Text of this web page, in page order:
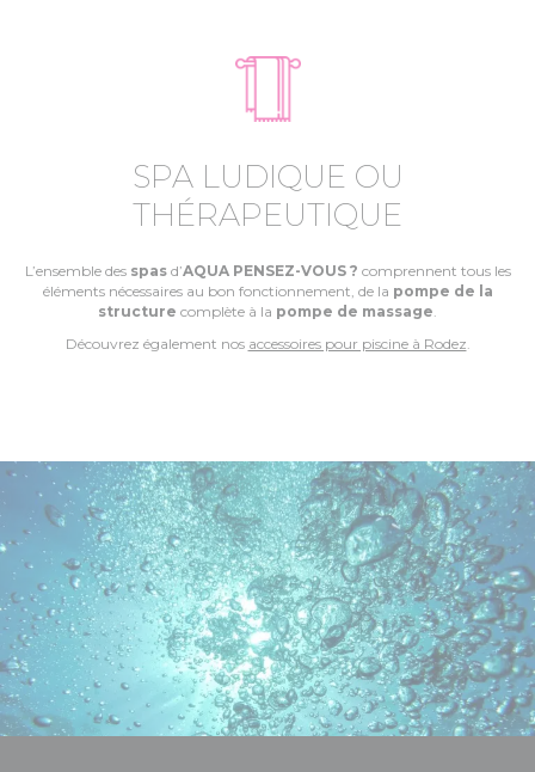
SPA LUDIQUE OU
THÉRAPEUTIQUE
L’ensemble des spasd’AQUA PENSEZ-VOUS ? comprennent tous les
éléments nécessaires au bon fonctionnement, de la pompe de la
structure complète à la pompe de massage
Découvrez également nos accessoires pour piscine à Rodez